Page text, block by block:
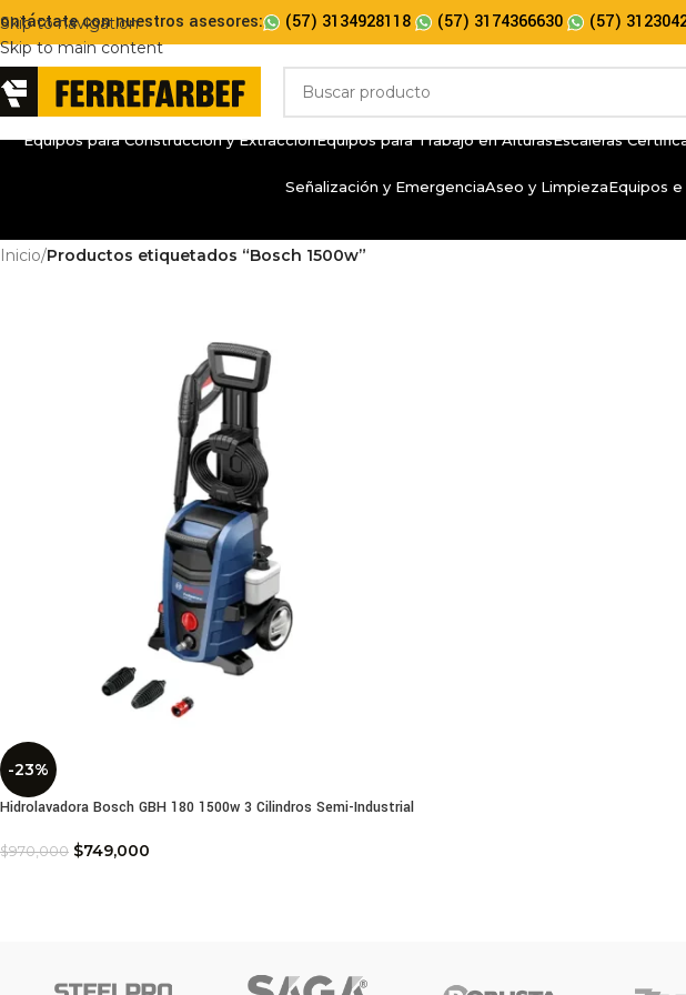
Skip to navigation
Skip to main content
con nuestros asesores: (57) 3134928118 (57) 3174366630 (57)
Equipos para Construcción y ExtracciónEquipos para Trabajo en AlturasEscaleras
Señalización y EmergenciaAseo y LimpiezaEquipos e
Inicio/Productos etiquetados “Bosch 1500w”
-23%
Hidrolavadora Bosch GBH 180 1500w 3 Cilindros Semi-Industrial
$970,000 $749,000